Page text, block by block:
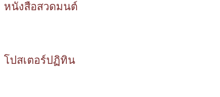
หนังสือสวดมนต์
โปสเตอร์ปฏิทิน